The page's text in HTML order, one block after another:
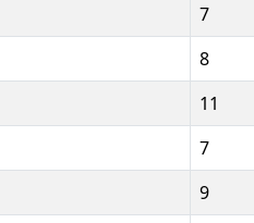
7
8
11
7
9